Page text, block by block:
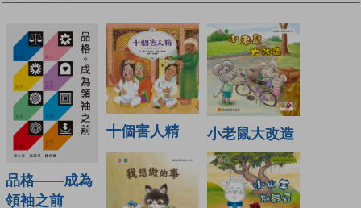
品格——成為
領袖之前
十個害人精 小老鼠大改造